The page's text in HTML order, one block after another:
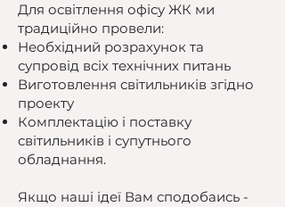
Для освітлення офісу ЖК ми
традиційно провели:
Необхідний розрахунок та
супровід всіх технічних питань
Виготовлення світильників згідно
проекту
Комплектацію і поставку
світильників і супутнього
обладнання.
Якщо наші ідеї Вам сподобаись -